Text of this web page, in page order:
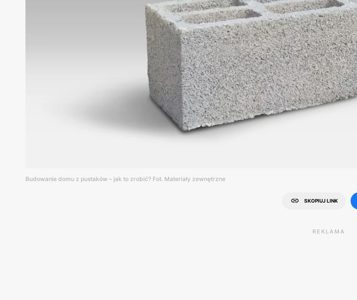
Budowanie domu z pustaków – jak to zrobić? Fot. Materiały zewnętrzne
SKOPIUJ LINK
REKLAMA